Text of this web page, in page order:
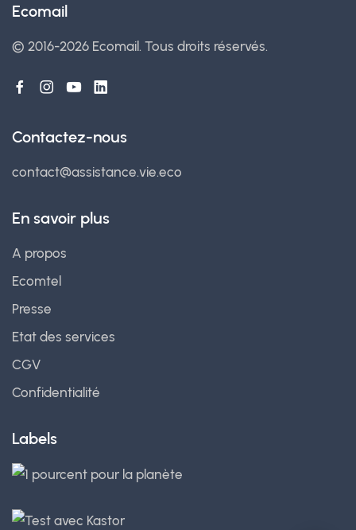
Ecomail
© 2016-2026 Ecomail. Tous droits réservés.
Contactez-nous
contact@assistance.vie.eco
En savoir plus
A propos
Ecomtel
Presse
Etat des services
CGV
Confidentialité
Labels